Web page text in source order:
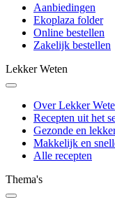
Aanbiedingen
Ekoplaza folder
Online bestellen
Zakelijk bestellen
Lekker Weten
Over Lekker
Recepten uit het
Gezonde en
Makkelijk en
Alle recepten
Thema's